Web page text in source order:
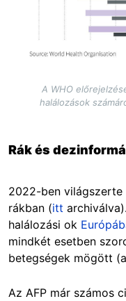
A WHO
halálozások
Rák és
2022-ben világszerte
rákban (itt
halálozási ok
mindkét esetben
betegségek mögött
Az AFP már számos